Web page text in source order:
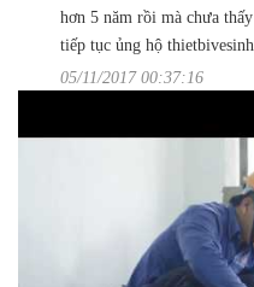
hơn 5 năm rồi mà chưa
tiếp tục ủng hộ
05/11/2017 00:37:16